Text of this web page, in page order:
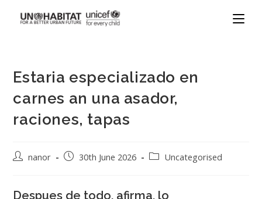
Estaria especializado en
carnes an una asador,
raciones, tapas
nanor 30th June 2026 Uncategorised
Despues de todo, afirma, lo